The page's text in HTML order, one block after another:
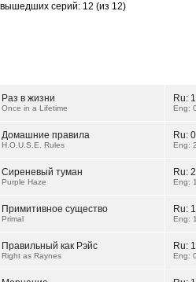
вышедших серий: 12 (из 12)
Раз в жизни
Once in a Lifetime
Ru:
Eng:
Домашние правила
H.O.U.S.E. Rules
Ru:
Eng:
Сиреневый туман
Purple Haze
Ru:
Eng:
Примитивное существо
Primal
Ru:
Eng:
Правильный как Рэйс
Right as Raynes
Ru:
Eng: